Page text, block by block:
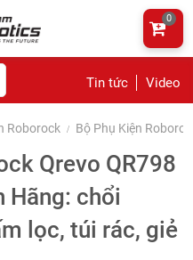
Tin tức Video
0
Roborock Bộ Phụ Kiện
Qrevo QR798
Hãng: chổi
lọc, túi rác, giẻ